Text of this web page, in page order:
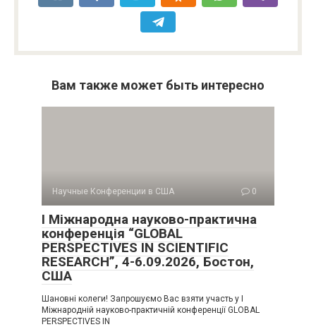
Вам также может быть интересно
Научные Конференции в США 0
I Міжнародна науково-практична
конференція “GLOBAL
PERSPECTIVES IN SCIENTIFIC
RESEARCH”, 4-6.09.2026, Бостон,
США
Шановні колеги! Запрошуємо Вас взяти участь у I
Міжнародній науково-практичній конференції GLOBAL
PERSPECTIVES IN